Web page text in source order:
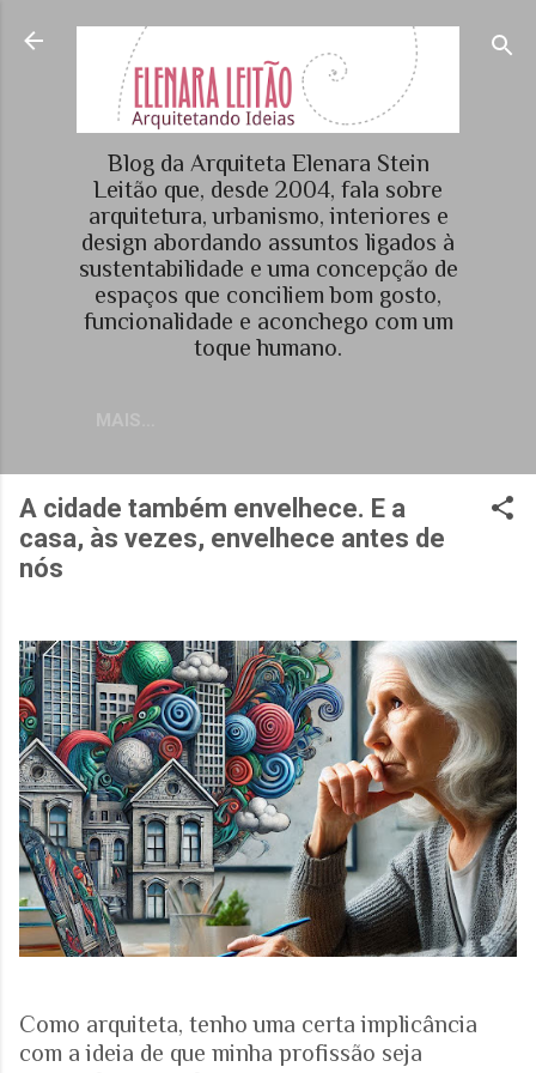
Pular para o conteúdo principal
Blog da Arquiteta Elenara Stein
Leitão que, desde 2004, fala sobre
arquitetura, urbanismo, interiores e
design abordando assuntos ligados à
sustentabilidade e uma concepção de
espaços que conciliem bom gosto,
funcionalidade e aconchego com um
toque humano.
A cidade também envelhece. E a
casa, às vezes, envelhece antes de
nós
Como arquiteta, tenho uma certa implicância
com a ideia de que minha profissão seja